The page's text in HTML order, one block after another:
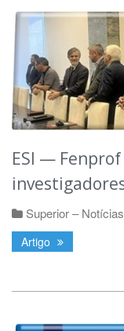
ESI —
Superior – Notícias
Artigo